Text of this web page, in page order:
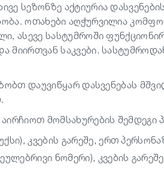
სეზონზე აქტიურია
ოთახები აღჭურვილია
ასევე სასტუმროში
მიირთვან საკვები.
დაუვიწყარ დასვენებას
მომსახურების შემდეგი
კვების გარეშე, ერთ
ნომერი), კვების